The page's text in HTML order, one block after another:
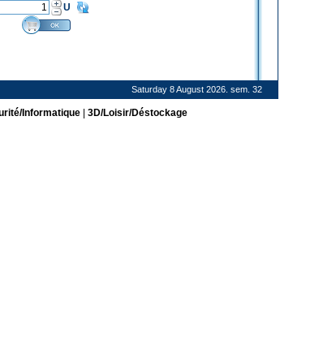
U
Saturday 8 August 2026. sem. 32
Informatique| 3D/Loisir/Déstockage